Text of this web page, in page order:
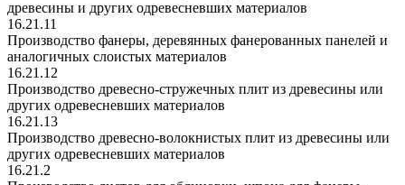
древесины и других одревесневших материалов
16.21.11
Производство фанеры, деревянных фанерованных панелей и
аналогичных слоистых материалов
16.21.12
Производство древесно-стружечных плит из древесины или
других одревесневших материалов
16.21.13
Производство древесно-волокнистых плит из древесины или
других одревесневших материалов
16.21.2